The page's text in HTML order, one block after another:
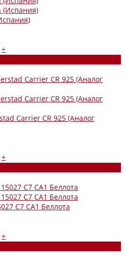
+
Carrier CR 925 (Аналог
+
С7 СА1 Беллота
+